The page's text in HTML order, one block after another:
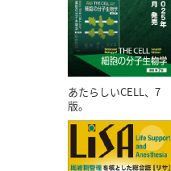
あたらしいCELL、7
版。